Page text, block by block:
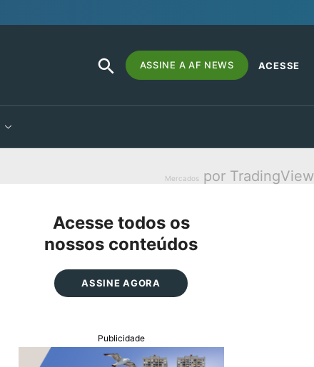
Search
for:
SEARCH
BUTTON
ASSINE A AF NEWS ACESSE
Mercados por TradingView
Acesse todos os
nossos conteúdos
ASSINE AGORA
Publicidade